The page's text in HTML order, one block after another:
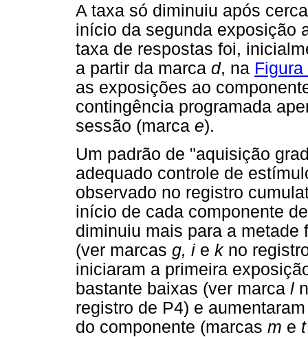
A taxa só diminuiu após
início da segunda exposição
taxa de respostas foi,
a partir da marca d, na Figura
as exposições ao
contingência programada
sessão (marca e).
Um padrão de "aquisição
adequado controle de
observado no registro
início de cada componente
diminuiu mais para a metade
(ver marcas g, i e kno
iniciaram a primeira
bastante baixas (ver marca l
registro de P4) e
do componente (marcas m e t